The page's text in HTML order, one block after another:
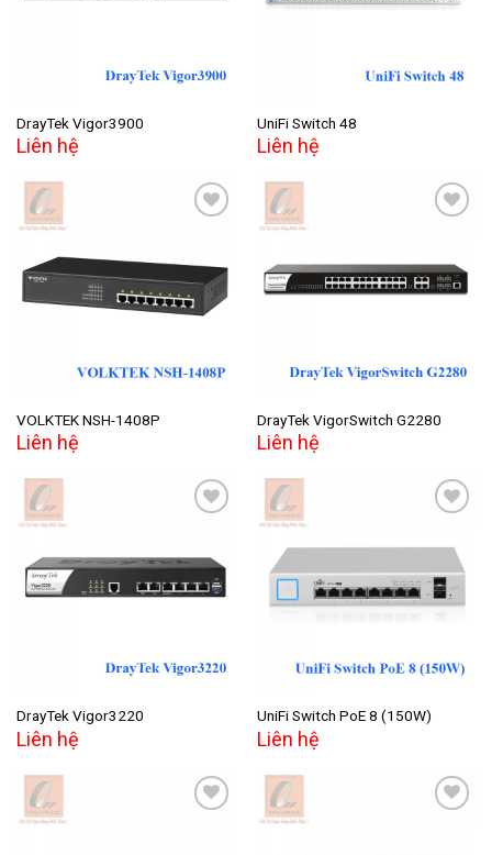
DrayTek Vigor3900
Liên hệ
UniFi Switch 48
Liên hệ
Add to
wishlist
VOLKTEK NSH-1408P
Liên hệ
Add to
wishlist
DrayTek VigorSwitch G2280
Liên hệ
Add to
wishlist
DrayTek Vigor3220
Liên hệ
Add to
wishlist
UniFi Switch PoE 8 (150W)
Liên hệ